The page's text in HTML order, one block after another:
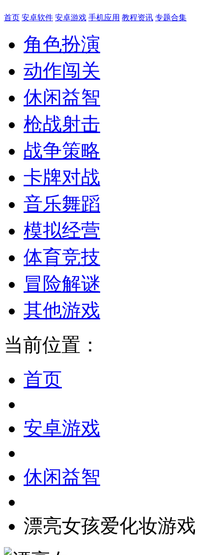
首页 安卓软件 安卓游戏 手机应用 教程资讯 专题合集
角色扮演
动作闯关
休闲益智
枪战射击
战争策略
卡牌对战
音乐舞蹈
模拟经营
体育竞技
冒险解谜
其他游戏
当前位置：
首页
安卓游戏
休闲益智
漂亮女孩爱化妆游戏